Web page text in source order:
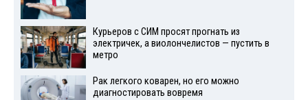
Курьеров с СИМ просят прогнать из
электричек, а виолончелистов — пустить в
метро
Рак легкого коварен, но его можно
диагностировать вовремя